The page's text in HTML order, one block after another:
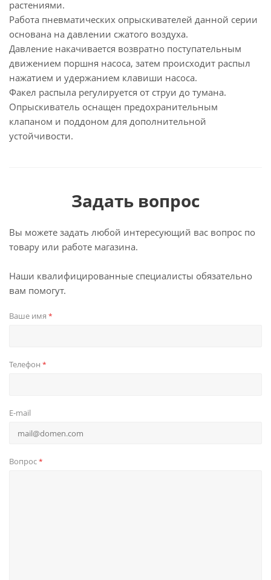
растениями.
Работа пневматических опрыскивателей данной серии
основана на давлении сжатого воздуха.
Давление накачивается возвратно поступательным
движением поршня насоса, затем происходит распыл
нажатием и удержанием клавиши насоса.
Факел распыла регулируется от струи до тумана.
Опрыскиватель оснащен предохранительным
клапаном и поддоном для дополнительной
устойчивости.
Задать вопрос
Вы можете задать любой интересующий вас вопрос по
товару или работе магазина.
Наши квалифицированные специалисты обязательно
вам помогут.
Ваше имя *
Телефон *
E-mail
Вопрос*